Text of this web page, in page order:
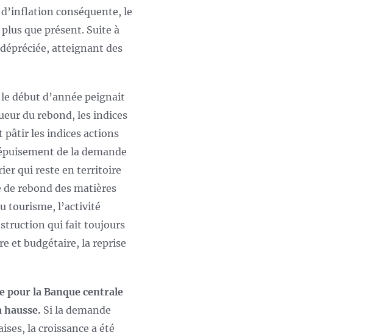
conséquente, le
que présent. Suite à
atteignant des
le début d’année peignait
du rebond, les indices
pâtir les indices actions
de la demande
qui reste en territoire
rebond des matières
tourisme, l’activité
qui fait toujours
et budgétaire, la reprise
pour la Banque centrale
Si la demande
la croissance a été